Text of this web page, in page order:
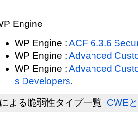
Engine
WP Engine : ACF 6.3.6
WP Engine : Advanced
WP Engine : Advanced
s Developers.
よる脆弱性タイプ一覧 CWE